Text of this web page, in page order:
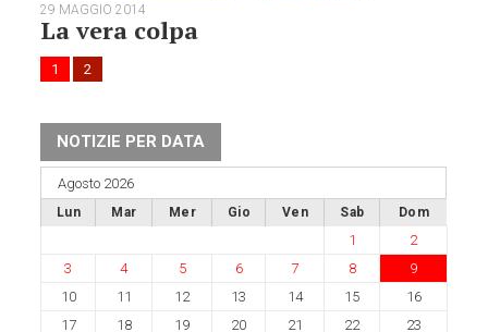
29 MAGGIO 2014
La vera colpa
1 2
NOTIZIE PER DATA
Agosto 2026
Lun Mar Mer Gio Ven Sab Dom
1
2
3
4 5 6 7 8
9
10
11 12 13 14 15
16
17
18 19 20 21 22
23